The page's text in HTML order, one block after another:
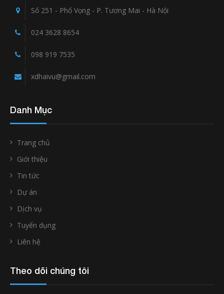
Số 251 - Phố Vọng - P. Tương Mai - Hà Nội
024 3628 8654
098 919 7535
xdhaivu@gmail.com
Danh Mục
Trang chủ
Giới thiệu
Tin tức
Dự án
Dịch vụ
Tuyển dụng
Liên hệ
Theo dõi chúng tôi